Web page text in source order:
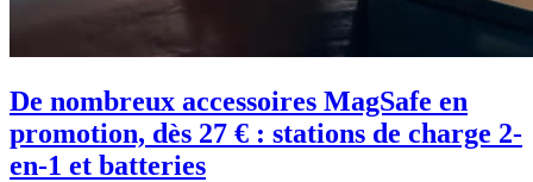
De nombreux accessoires MagSafe en
promotion, dès 27 € : stations de charge 2-
en-1 et batteries